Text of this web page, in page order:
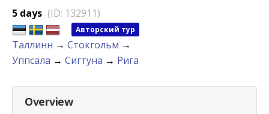
5 days (ID: 132911)
Авторский тур
Таллинн → Стокгольм →
Уппсала → Сигтуна → Рига
Overview